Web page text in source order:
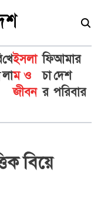
খে
লা
ইসলা
ম ও
জীবন
ফি
চা
র
আমার
দেশ
পরিবার
বিয়ে